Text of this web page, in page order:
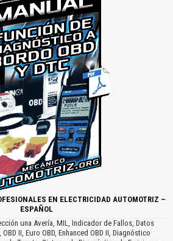
EN ELECTRICIDAD AUTOMOTRIZ –
ESPAÑOL
una Avería, MIL, Indicador de Fallos, Datos
II, Euro OBD, Enhanced OBD II, Diagnóstico